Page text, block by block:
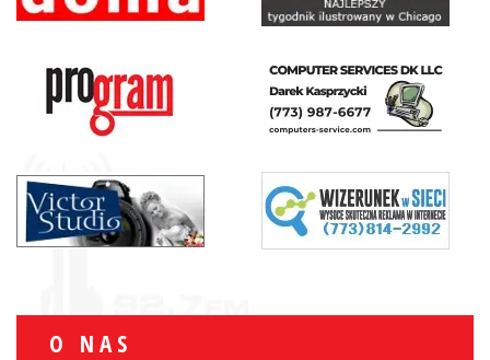
O NAS